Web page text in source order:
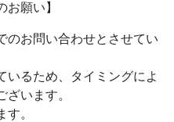
お願い】
のお問い合わせとさせてい
いるため、タイミングによ
います。
。